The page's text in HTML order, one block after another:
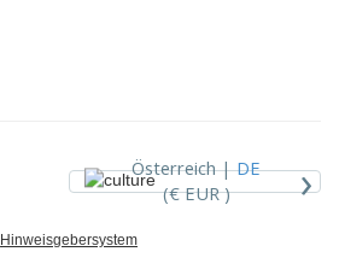
Österreich |DE
(€ EUR )
›
Hinweisgebersystem